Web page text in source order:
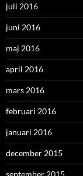
juli 2016
juni 2016
maj 2016
april 2016
mars 2016
februari 2016
januari 2016
december 2015